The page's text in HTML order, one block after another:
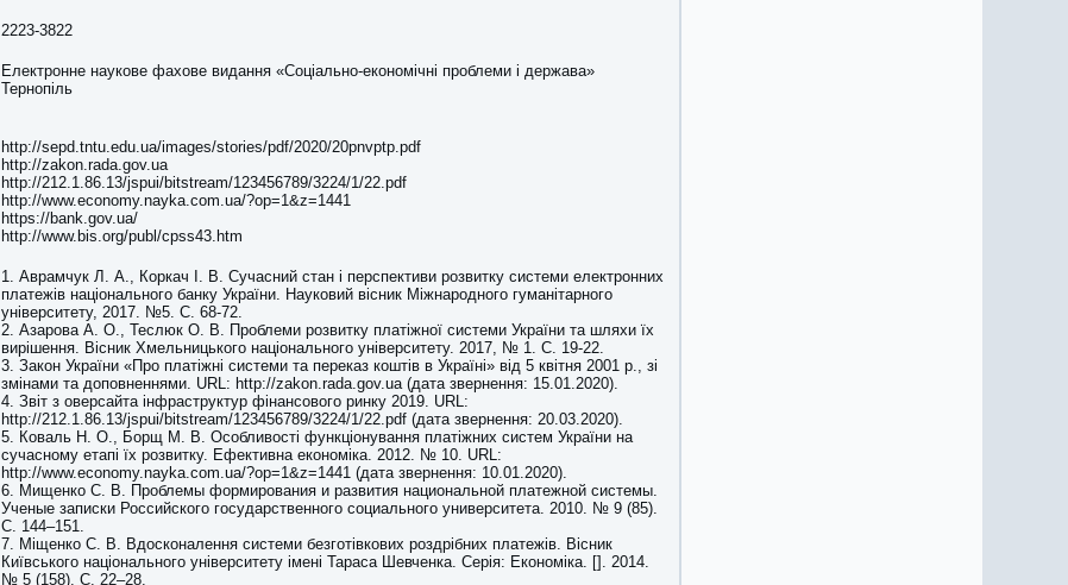
2223-3822
Електронне наукове фахове видання «Соціально-економічні проблеми і держава»
Тернопіль
http://sepd.tntu.edu.ua/images/stories/pdf/2020/20pnvptp.pdf
http://zakon.rada.gov.ua
http://212.1.86.13/jspui/bitstream/123456789/3224/1/22.pdf
http://www.economy.nayka.com.ua/?op=1&z=1441
https://bank.gov.ua/
http://www.bis.org/publ/cpss43.htm
1. Аврамчук Л. А., Коркач І. В. Сучасний стан і перспективи розвитку системи електронних
платежів національного банку України. Науковий вісник Міжнародного гуманітарного
університету, 2017. №5. С. 68-72.
2. Азарова А. О., Теслюк О. В. Проблеми розвитку платіжної системи України та шляхи їх
вирішення. Вісник Хмельницького національного університету. 2017, № 1. С. 19-22.
3. Закон України «Про платіжні системи та переказ коштів в Україні» від 5 квітня 2001 р., зі
змінами та доповненнями. URL: http://zakon.rada.gov.ua (дата звернення: 15.01.2020).
4. Звіт з оверсайта інфраструктур фінансового ринку 2019. URL:
http://212.1.86.13/jspui/bitstream/123456789/3224/1/22.pdf (дата звернення: 20.03.2020).
5. Коваль Н. О., Борщ М. В. Особливості функціонування платіжних систем України на
сучасному етапі їх розвитку. Ефективна економіка. 2012. № 10. URL:
http://www.economy.nayka.com.ua/?op=1&z=1441 (дата звернення: 10.01.2020).
6. Мищенко С. В. Проблемы формирования и развития национальной платежной системы.
Ученые записки Российского государственного социального университета. 2010. № 9 (85).
С. 144–151.
7. Міщенко С. В. Вдосконалення системи безготівкових роздрібних платежів. Вісник
Київського національного університету імені Тараса Шевченка. Серія: Економіка. []. 2014.
№ 5 (158). С. 22–28.